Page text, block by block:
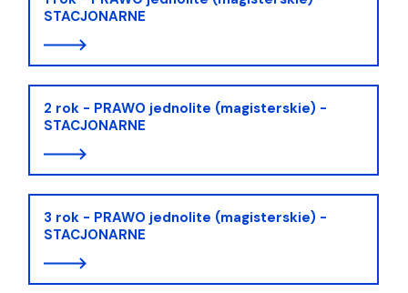
STACJONARNE
2 rok - PRAWO jednolite (magisterskie) -
STACJONARNE
3 rok - PRAWO jednolite (magisterskie) -
STACJONARNE